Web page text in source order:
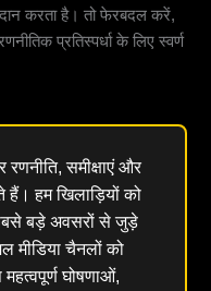
करता है। तो फेरबदल करें,
प्रतिस्पर्धा के लिए स्वर्ण
रणनीति, समीक्षाएं और
हम खिलाड़ियों को
बड़े अवसरों से जुड़े
मीडिया चैनलों को
घोषणाओं,